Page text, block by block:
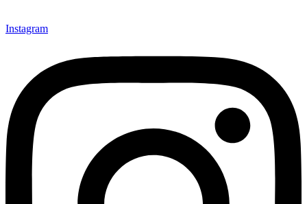
Instagram